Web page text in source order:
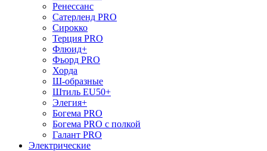
Ренессанс
Сатерленд PRO
Сирокко
Терция PRO
Флюид+
Фьорд PRO
Хорда
Ш-образные
Штиль EU50+
Элегия+
Богема PRO
Богема PRO с полкой
Галант PRO
Электрические